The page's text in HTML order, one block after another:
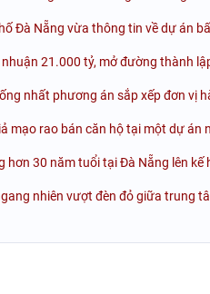
Đà Nẵng vừa thông tin về dự án
21.000 tỷ, mở đường thành
nhất phương án sắp xếp đơn vị
mạo rao bán căn hộ tại một dự án
hơn 30 năm tuổi tại Đà Nẵng lên
nhiên vượt đèn đỏ giữa trung